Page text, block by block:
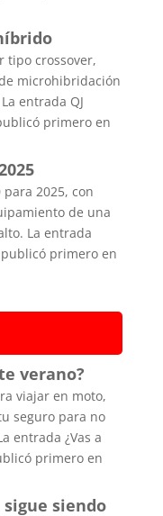
tipo crossover,
microhibridación
entrada QJ
primero en
2025, con
de una
La entrada
primero en
verano?
viajar en moto,
seguro para no
entrada ¿Vas a
primero en
siendo